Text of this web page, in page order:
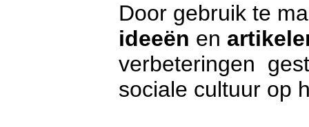
Door gebruik te
ideeën en
verbeteringen
sociale cultuur op